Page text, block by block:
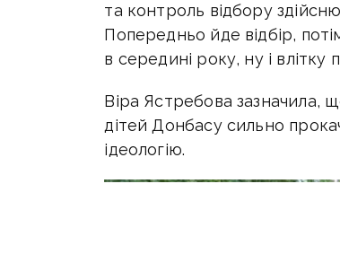
та контроль відбору
Попередньо йде відбір,
в середині року, ну і
Віра Ястребова зазначила,
дітей Донбасу сильно
ідеологію.